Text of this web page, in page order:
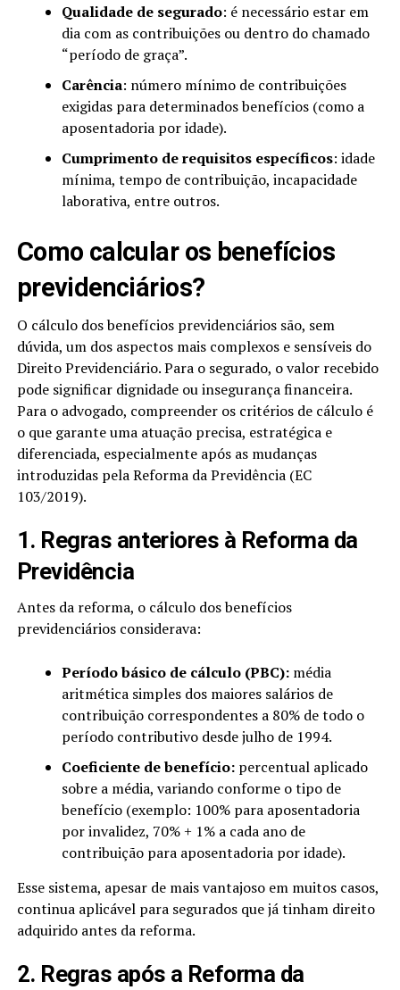
Qualidade de segurado: é necessário estar em
dia com as contribuições ou dentro do chamado
“período de graça”.
Carência: número mínimo de contribuições
exigidas para determinados benefícios (como a
aposentadoria por idade).
Cumprimento de requisitos específicos: idade
mínima, tempo de contribuição, incapacidade
laborativa, entre outros.
Como calcular os benefícios
previdenciários​?
O cálculo dos benefícios previdenciários são, sem
dúvida, um dos aspectos mais complexos e sensíveis do
Direito Previdenciário. Para o segurado, o valor recebido
pode significar dignidade ou insegurança financeira.
Para o advogado, compreender os critérios de cálculo é
o que garante uma atuação precisa, estratégica e
diferenciada, especialmente após as mudanças
introduzidas pela Reforma da Previdência (EC
103/2019).
1. Regras anteriores à Reforma da
Previdência
Antes da reforma, o cálculo dos benefícios
previdenciários considerava:
Período básico de cálculo (PBC):média
aritmética simples dos maiores salários de
contribuição correspondentes a 80% de todo o
período contributivo desde julho de 1994.
Coeficiente de benefício:percentual aplicado
sobre a média, variando conforme o tipo de
benefício (exemplo: 100% para aposentadoria
por invalidez, 70% + 1% a cada ano de
contribuição para aposentadoria por idade).
Esse sistema, apesar de mais vantajoso em muitos casos,
continua aplicável para segurados que já tinham direito
adquirido antes da reforma.
2. Regras após a Reforma da